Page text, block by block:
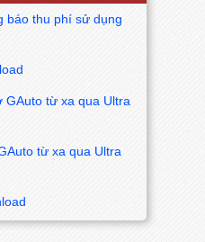
báo thu phí sử dụng
GAuto từ xa qua Ultra
từ xa qua Ultra